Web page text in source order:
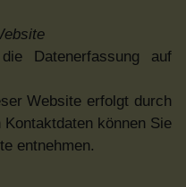
Datenerfassung auf
Website erfolgt durch
können Sie
entnehmen.